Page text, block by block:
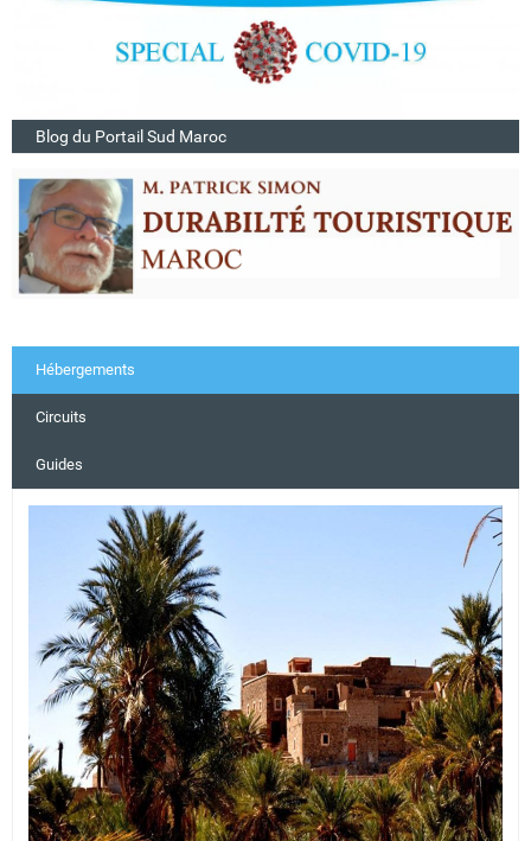
Blog du Portail Sud Maroc
Hébergements
Circuits
Guides